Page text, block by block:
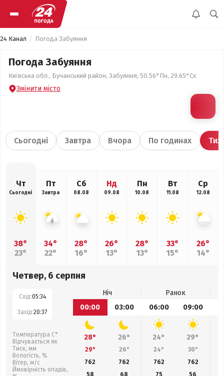
24 Канал Погода Забуяння
Погода Забуяння
Київська обл., Бучанський район, Забуяння, 50.56°Пн, 29.65°Сх
Змінити місто
Сьогодні Завтра Вчора По годинах
Чт
Сьогодні
38°
23°
Пт
Завтра
34°
22°
Сб
08.08
28°
16°
Нд
09.08
26°
13°
Пн
10.08
28°
13°
Вт
11.08
33°
15°
Ср
12.08
26°
14°
Четвер, 6 серпня
Схід:05:34
Захід:20:37
Температура С°
Відчувається як
Тиск, мм
Вологість, %
Вітер, м/с
Ймовірність опадів,
Ніч
Ранок
00:00
03:00 06:00 09:00
28° 26° 24° 29°
29° 26° 24° 30°
762
762 762 762
58
68 75
56